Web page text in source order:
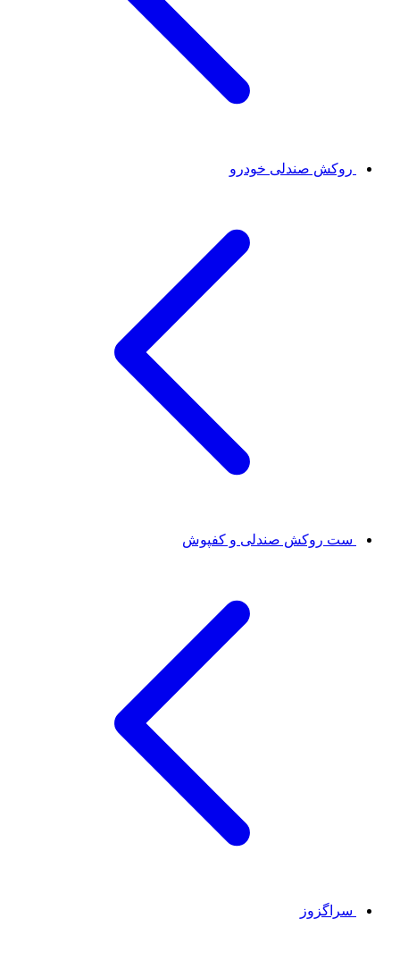
روکش صندلی خودرو
ست روکش صندلی و کفپوش
سراگزوز